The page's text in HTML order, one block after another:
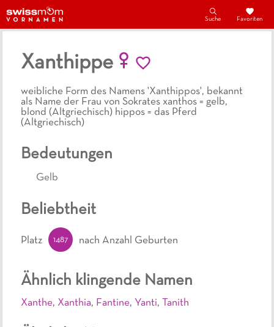
Suche Favoriten
Xanthippe
weibliche Form des Namens 'Xanthippos', bekannt
als Name der Frau von Sokrates xanthos = gelb,
blond (Altgriechisch) hippos = das Pferd
(Altgriechisch)
Bedeutungen
Gelb
Ähnlich klingende Namen
Xanthe, Xanthia, Fantine, Yanti, Tanith
Beliebtheit
Platz 1487 nach Anzahl Geburten